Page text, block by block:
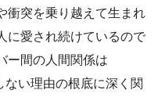
衝突を乗り越えて生まれ
に愛され続けているので
ー間の人間関係は
ない理由の根底に深く関